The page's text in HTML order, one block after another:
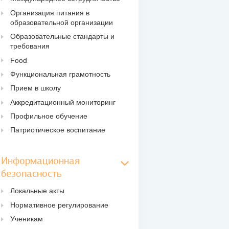
Организация питания в
образовательной организации
Образовательные стандарты и
требования
Food
Функциональная грамотность
Прием в школу
Аккредитационный мониторинг
Профильное обучение
Патриотическое воспитание
Информационная
безопасность
Локальные акты
Нормативное регулирование
Ученикам